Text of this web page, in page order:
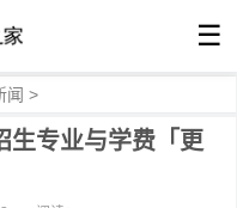
☰
闻 >
生专业与学费「更